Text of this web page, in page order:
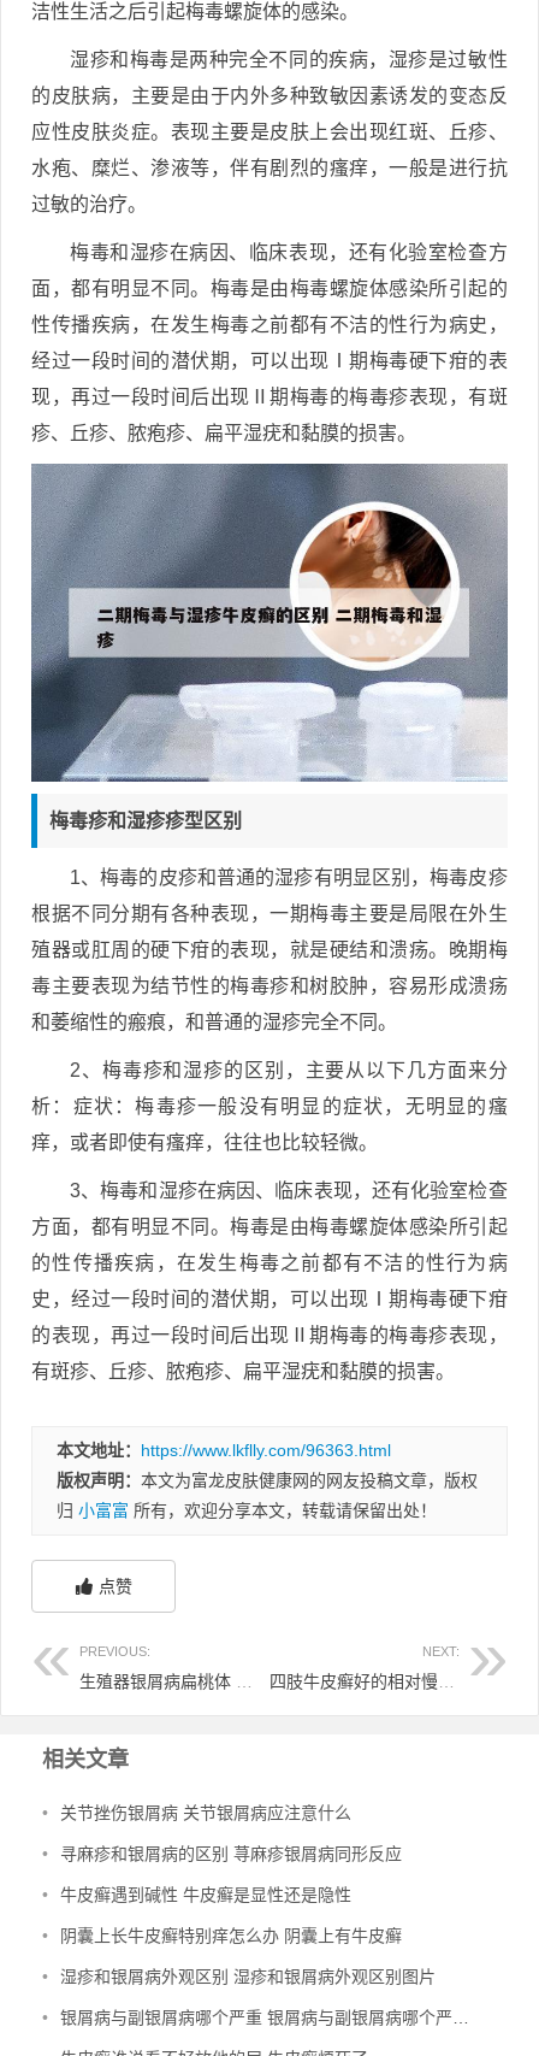
洁性生活之后引起梅毒螺旋体的感染。
湿疹和梅毒是两种完全不同的疾病，湿疹是过敏性
的皮肤病，主要是由于内外多种致敏因素诱发的变态反
应性皮肤炎症。表现主要是皮肤上会出现红斑、丘疹、
水疱、糜烂、渗液等，伴有剧烈的瘙痒，一般是进行抗
过敏的治疗。
梅毒和湿疹在病因、临床表现，还有化验室检查方
面，都有明显不同。梅毒是由梅毒螺旋体感染所引起的
性传播疾病，在发生梅毒之前都有不洁的性行为病史，
经过一段时间的潜伏期，可以出现Ⅰ期梅毒硬下疳的表
现，再过一段时间后出现Ⅱ期梅毒的梅毒疹表现，有斑
疹、丘疹、脓疱疹、扁平湿疣和黏膜的损害。
梅毒疹和湿疹疹型区别
1、梅毒的皮疹和普通的湿疹有明显区别，梅毒皮疹
根据不同分期有各种表现，一期梅毒主要是局限在外生
殖器或肛周的硬下疳的表现，就是硬结和溃疡。晚期梅
毒主要表现为结节性的梅毒疹和树胶肿，容易形成溃疡
和萎缩性的瘢痕，和普通的湿疹完全不同。
2、梅毒疹和湿疹的区别，主要从以下几方面来分
析：症状：梅毒疹一般没有明显的症状，无明显的瘙
痒，或者即使有瘙痒，往往也比较轻微。
3、梅毒和湿疹在病因、临床表现，还有化验室检查
方面，都有明显不同。梅毒是由梅毒螺旋体感染所引起
的性传播疾病，在发生梅毒之前都有不洁的性行为病
史，经过一段时间的潜伏期，可以出现Ⅰ期梅毒硬下疳
的表现，再过一段时间后出现Ⅱ期梅毒的梅毒疹表现，
有斑疹、丘疹、脓疱疹、扁平湿疣和黏膜的损害。
本文地址： https://www.lkflly.com/96363.html
版权声明： 本文为富龙皮肤健康网的网友投稿文章，版权
归 小富富 所有，欢迎分享本文，转载请保留出处！
点赞
PREVIOUS: NEXT:
相关文章
• 关节挫伤银屑病 关节银屑病应注意什么
• 寻麻疹和银屑病的区别 荨麻疹银屑病同形反应
• 牛皮癣遇到碱性 牛皮癣是显性还是隐性
• 阴囊上长牛皮癣特别痒怎么办 阴囊上有牛皮癣
• 湿疹和银屑病外观区别 湿疹和银屑病外观区别图片
• 银屑病与副银屑病哪个严重 银屑病与副银屑病哪个严重些